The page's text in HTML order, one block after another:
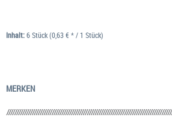
Inhalt:6 Stück (0,63 € * / 1 Stück)
MERKEN